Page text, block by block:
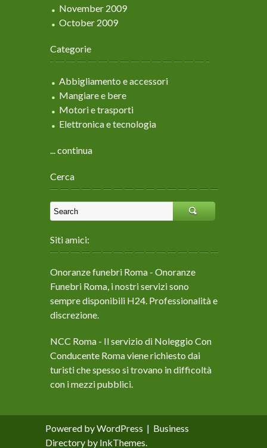
November 2009
October 2009
Categorie
Abbigliamento e accessori
Mangiare e bere
Motori e trasporti
Elettronica e tecnologia
... continua
Cerca
Siti amici:
Onoranze funebri Roma - Onoranze
Funebri Roma, i nostri servizi sono
sempre disponibili H24. Professionalità e
discrezione.
NCC Roma - Il servizio di Noleggio Con
Conducente Roma viene richiesto dai
turisti che spesso si trovano in difficoltà
con i mezzi pubblici.
Powered by WordPress | Business
Directory by InkThemes.